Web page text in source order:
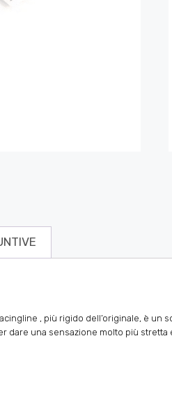
, più rigido dell’originale, è un
dare una sensazione molto più